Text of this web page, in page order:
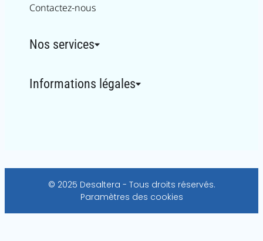
Contactez-nous
Nos services
Informations légales
© 2025 Desaltera - Tous droits réservés.
Paramètres des cookies